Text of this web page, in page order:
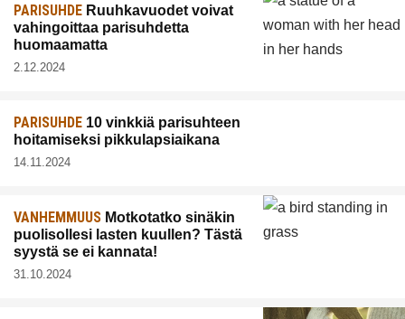
PARISUHDE Ruuhkavuodet voivat
vahingoittaa parisuhdetta
huomaamatta
2.12.2024
PARISUHDE 10 vinkkiä parisuhteen
hoitamiseksi pikkulapsiaikana
14.11.2024
VANHEMMUUS Motkotatko sinäkin
puolisollesi lasten kuullen? Tästä
syystä se ei kannata!
31.10.2024